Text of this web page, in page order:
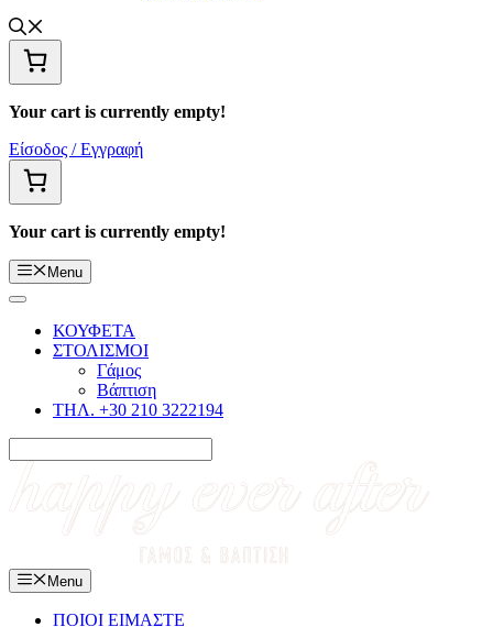
Your cart is currently empty!
Είσοδος / Εγγραφή
Your cart is currently empty!
Menu
ΚΟΥΦΕΤΑ
ΣΤΟΛΙΣΜΟΙ
Γάμος
Βάπτιση
ΤΗΛ. +30 210 3222194
Menu
ΠΟΙΟΙ ΕΙΜΑΣΤΕ